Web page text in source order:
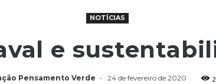
NOTÍCIAS
e
Pensamento Verde - 24 de fevereiro de 2020